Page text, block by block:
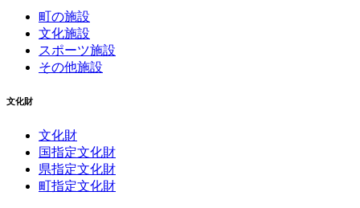
町の施設
文化施設
スポーツ施設
その他施設
文化財
文化財
国指定文化財
県指定文化財
町指定文化財